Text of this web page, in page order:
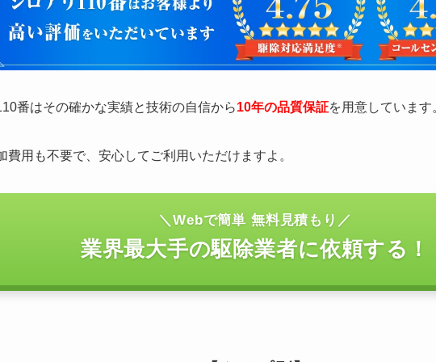
番はその確かな実績と技術の自信から10年の品質保証を用意しています
費用も不要で、安心してご利用いただけますよ。
＼Webで簡単 無料見積もり／
業界最大手の駆除業者に依頼する！